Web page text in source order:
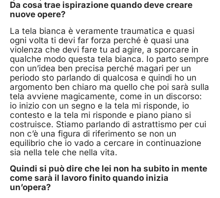
Da cosa trae ispirazione quando deve creare
nuove opere?
La tela bianca è veramente traumatica e quasi
ogni volta ti devi far forza perché è quasi una
violenza che devi fare tu ad agire, a sporcare in
qualche modo questa tela bianca. Io parto sempre
con un’idea ben precisa perché magari per un
periodo sto parlando di qualcosa e quindi ho un
argomento ben chiaro ma quello che poi sarà sulla
tela avviene magicamente, come in un discorso:
io inizio con un segno e la tela mi risponde, io
contesto e la tela mi risponde e piano piano si
costruisce. Stiamo parlando di astrattismo per cui
non c’è una figura di riferimento se non un
equilibrio che io vado a cercare in continuazione
sia nella tele che nella vita.
Quindi si può dire che lei non ha subito in mente
come sarà il lavoro finito quando inizia
un’opera?